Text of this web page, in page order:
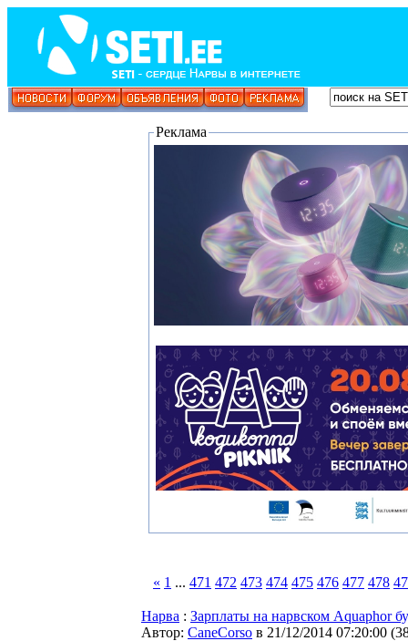
Реклама
« 1 ... 471 472 473 474 475 476 477 478
Нарва : Зарплаты на нарвском Аquaphor
Автор: CaneCorso в 21/12/2014 07:20:00 (